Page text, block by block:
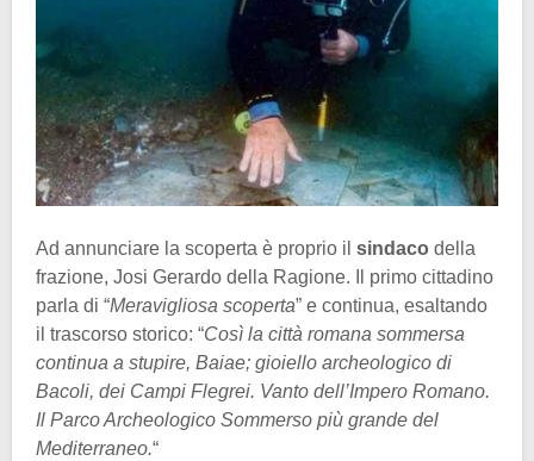
Ad annunciare la scoperta è proprio il sindaco della
frazione, Josi Gerardo della Ragione. Il primo cittadino
parla di “Meravigliosa scoperta” e continua, esaltando
il trascorso storico: “Così la città romana sommersa
continua a stupire, Baiae; gioiello archeologico di
Bacoli, dei Campi Flegrei. Vanto dell’Impero Romano.
Il Parco Archeologico Sommerso più grande del
Mediterraneo.“